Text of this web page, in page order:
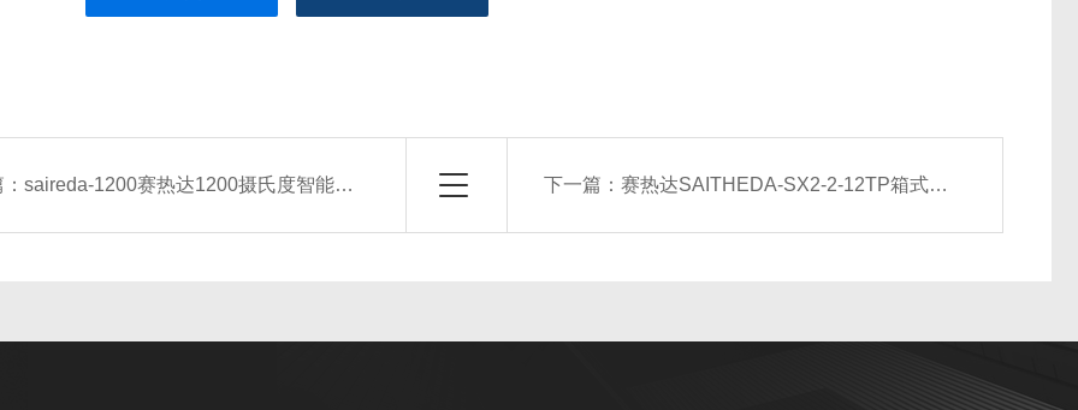
：saireda-1200赛热达1200摄氏度智能程序控温马弗炉 下一篇： 赛热达SAITHEDA-SX2-2-12TP箱式高温电阻炉